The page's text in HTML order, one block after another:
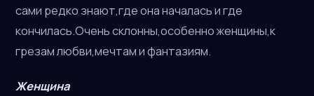
сами редко знают,где она началась и где
кончилась.Очень склонны,особенно женщины,к
грезам любви,мечтам и фантазиям.
Женщина